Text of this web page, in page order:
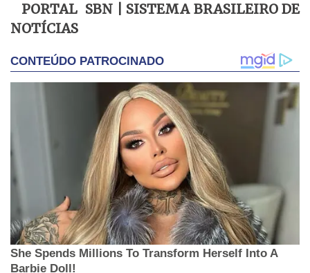
PORTAL SBN | SISTEMA BRASILEIRO DE
NOTÍCIAS